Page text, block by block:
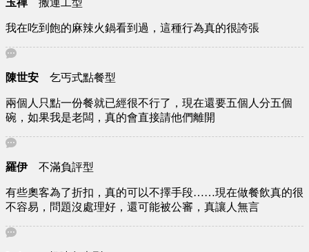
我在吃到飽的麻辣火鍋看到過，這種行為真的很誇張
陳世安 乞丐式點餐型
兩個人只點一份餐就已經很不行了，現在還要五個人分五個
碗，如果我是老闆，真的會直接請他們離開
羅伊不滿負評型
有些奧客為了折扣，真的可以不擇手段……現在做餐飲真的很
不容易，問題沒處理好，還可能被公審，真讓人無言